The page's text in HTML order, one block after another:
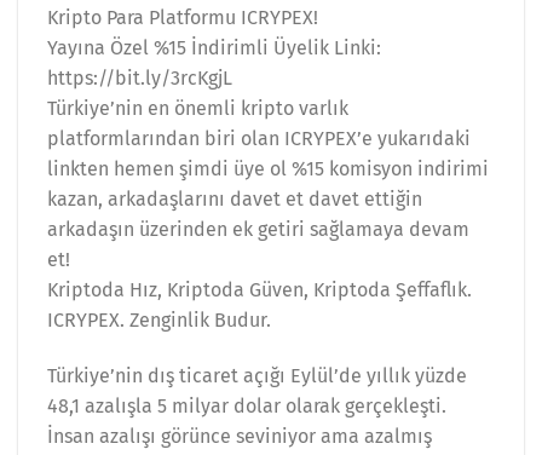
Kripto Para Platformu ICRYPEX!
Yayına Özel %15 İndirimli Üyelik Linki:
https://bit.ly/3rcKgjL
Türkiye’nin en önemli kripto varlık
platformlarından biri olan ICRYPEX’e yukarıdaki
linkten hemen şimdi üye ol %15 komisyon indirimi
kazan, arkadaşlarını davet et davet ettiğin
arkadaşın üzerinden ek getiri sağlamaya devam
et!
Kriptoda Hız, Kriptoda Güven, Kriptoda Şeffaflık.
ICRYPEX. Zenginlik Budur.
Türkiye’nin dış ticaret açığı Eylül’de yıllık yüzde
48,1 azalışla 5 milyar dolar olarak gerçekleşti.
İnsan azalışı görünce seviniyor ama azalmış